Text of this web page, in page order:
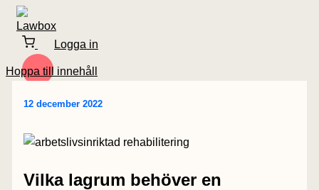
Logga in
Hoppa till innehåll
12 december 2022
Vilka lagrum behöver en